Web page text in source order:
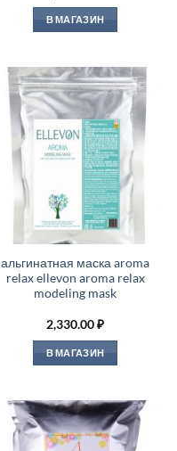
В МАГАЗИН
альгинатная маска aroma
relax ellevon aroma relax
modeling mask
2,330.00₽
В МАГАЗИН